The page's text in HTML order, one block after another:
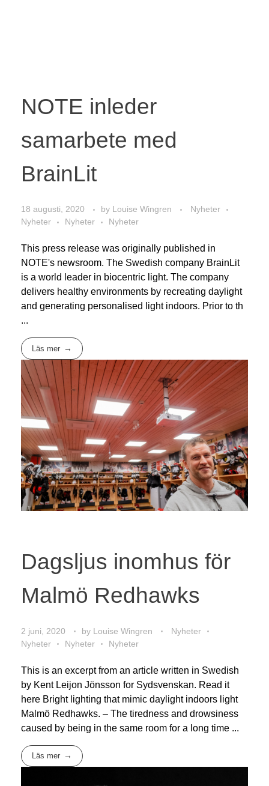
NOTE inleder
samarbete med
BrainLit
18 augusti, 2020 by Louise Wingren
Nyheter
Nyheter
Nyheter Nyheter
This press release was originally published in
NOTE's newsroom. The Swedish company BrainLit
is a world leader in biocentric light. The company
delivers healthy environments by recreating daylight
and generating personalised light indoors. Prior to th
...
Läs mer
Dagsljus inomhus för
Malmö Redhawks
2 juni, 2020 by Louise Wingren
Nyheter
Nyheter
Nyheter Nyheter
This is an excerpt from an article written in Swedish
by Kent Leijon Jönsson for Sydsvenskan. Read it
here Bright lighting that mimic daylight indoors light
Malmö Redhawks. – The tiredness and drowsiness
caused by being in the same room for a long time ...
Läs mer